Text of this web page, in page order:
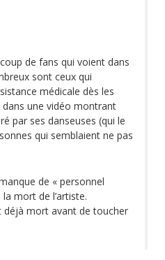
de fans qui voient dans
sont ceux qui
médicale dès les
une vidéo montrant
par ses danseuses (qui le
qui semblaient ne pas
de « personnel
mort de l’artiste.
déjà mort avant de toucher